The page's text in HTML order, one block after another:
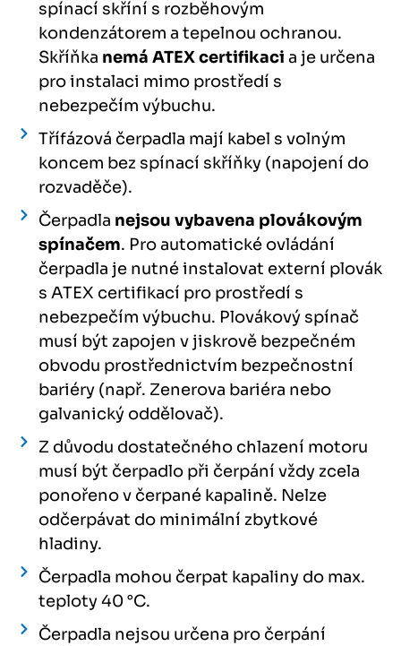
spínací skříní s rozběhovým
kondenzátorem a tepelnou ochranou.
Skříňka nemá ATEX certifikaci a je určena
pro instalaci mimo prostředí s
nebezpečím výbuchu.
Třífázová čerpadla mají kabel s volným
koncem bez spínací skříňky (napojení do
rozvaděče).
Čerpadla nejsou vybavena plovákovým
spínačem. Pro automatické ovládání
čerpadla je nutné instalovat externí plovák
s ATEX certifikací pro prostředí s
nebezpečím výbuchu. Plovákový spínač
musí být zapojen v jiskrově bezpečném
obvodu prostřednictvím bezpečnostní
bariéry (např. Zenerova bariéra nebo
galvanický oddělovač).
Z důvodu dostatečného chlazení motoru
musí být čerpadlo při čerpání vždy zcela
ponořeno v čerpané kapalině. Nelze
odčerpávat do minimální zbytkové
hladiny.
Čerpadla mohou čerpat kapaliny do max.
teploty 40 °C.
Čerpadla nejsou určena pro čerpání